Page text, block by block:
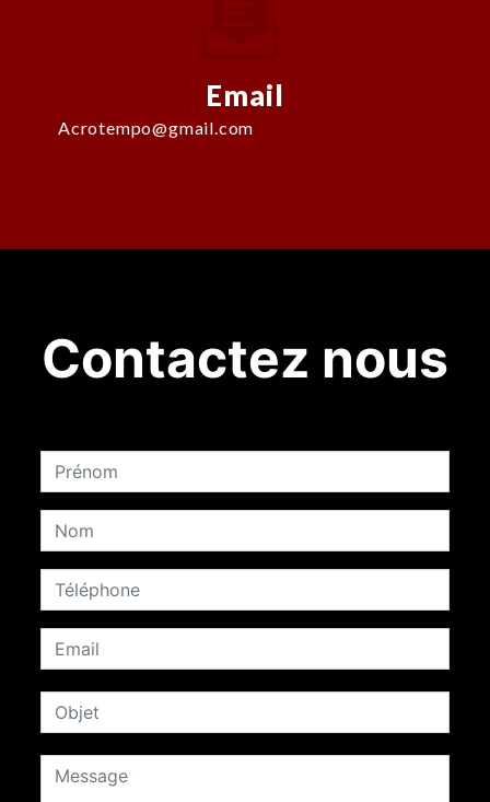
Email
acrotempo@gmail.com
Contactez nous